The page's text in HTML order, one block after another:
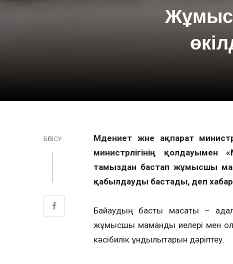
БӨЛІСУ
Мәдениет және ақпарат
министрлігінің
тамыздан бастап жұмысшы
қабылдауды бастады, деп
Байқаудың басты мақсаты –
жұмысшы мамандық иелері мен
кәсібилік құндылықтарын дәріптеу.